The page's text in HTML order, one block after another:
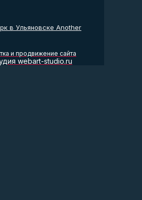
в Ульяновске Another
и продвижение сайта
webart-studio.ru